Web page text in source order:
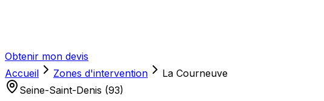
Obtenir mon devis
Accueil
Zones d'intervention
La Courneuve
Seine-Saint-Denis (93)